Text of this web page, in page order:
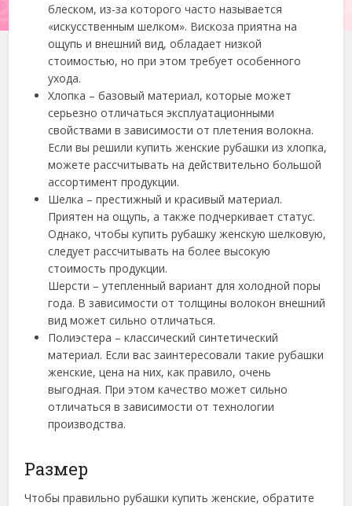
блеском, из-за которого часто называется
«искусственным шелком». Вискоза приятна на
ощупь и внешний вид, обладает низкой
стоимостью, но при этом требует особенного
ухода.
Хлопка – базовый материал, которые может
серьезно отличаться эксплуатационными
свойствами в зависимости от плетения волокна.
Если вы решили купить женские рубашки из хлопка,
можете рассчитывать на действительно большой
ассортимент продукции.
Шелка – престижный и красивый материал.
Приятен на ощупь, а также подчеркивает статус.
Однако, чтобы купить рубашку женскую шелковую,
следует рассчитывать на более высокую
стоимость продукции.
Шерсти – утепленный вариант для холодной поры
года. В зависимости от толщины волокон внешний
вид может сильно отличаться.
Полиэстера – классический синтетический
материал. Если вас заинтересовали такие рубашки
женские, цена на них, как правило, очень
выгодная. При этом качество может сильно
отличаться в зависимости от технологии
производства.
Размер
Чтобы правильно рубашки купить женские, обратите